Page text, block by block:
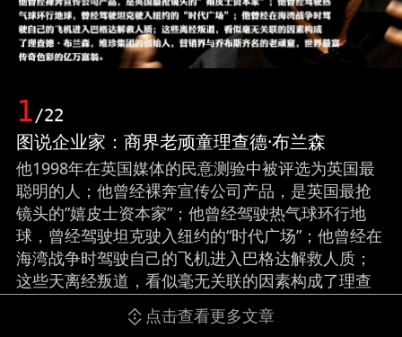
1/22
图说企业家：商界老顽童理查德·布兰森
他1998年在英国媒体的民意测验中被评选为英国最
聪明的人；他曾经裸奔宣传公司产品，是英国最抢
镜头的”嬉皮士资本家”；他曾经驾驶热气球环行地
球，曾经驾驶坦克驶入纽约的“时代广场”；他曾经在
海湾战争时驾驶自己的飞机进入巴格达解救人质；
这些天离经叛道，看似毫无关联的因素构成了理查
德·布兰森，维珍集团的创始人，营销界与乔布斯齐
名的顽童，英国最家喻户晓的明星，世界最富传奇
点击查看更多文章